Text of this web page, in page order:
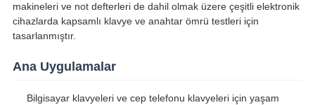
makineleri ve not defterleri de dahil olmak üzere çeşitli elektronik
cihazlarda kapsamlı klavye ve anahtar ömrü testleri için
tasarlanmıştır.
Ana Uygulamalar
Bilgisayar klavyeleri ve cep telefonu klavyeleri için yaşam